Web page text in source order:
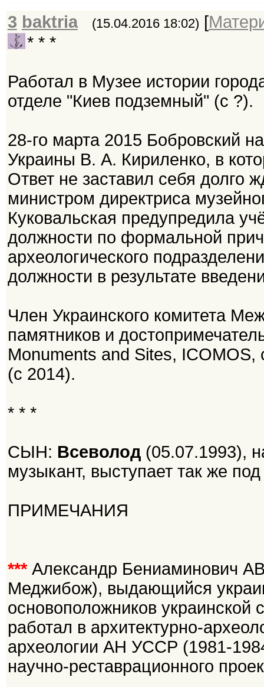
3 baktria (15.04.2016 18:02) [
* * *
Работал в Музее истории
отделе "Киев подземный" (с ?).
28-го марта 2015 Бобровский
Украины В. А. Кириленко, в
Ответ не заставил себя долго
министром директриса
Куковальская предупредила
должности по формальной
археологического
должности в результате
Член Украинского комитета
памятников и
Monuments and Sites, ICOMOS,
(с 2014).
* * *
СЫН: Всеволод(05.07.1993),
музыкант, выступает так же
ПРИМЕЧАНИЯ
***Александр Бениаминович
Меджибож), выдающийся
основоположников украинской
работал в архитектурно-
археологии АН УССР (1981-
научно-реставрационного